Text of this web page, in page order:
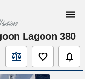
Lagoon 380